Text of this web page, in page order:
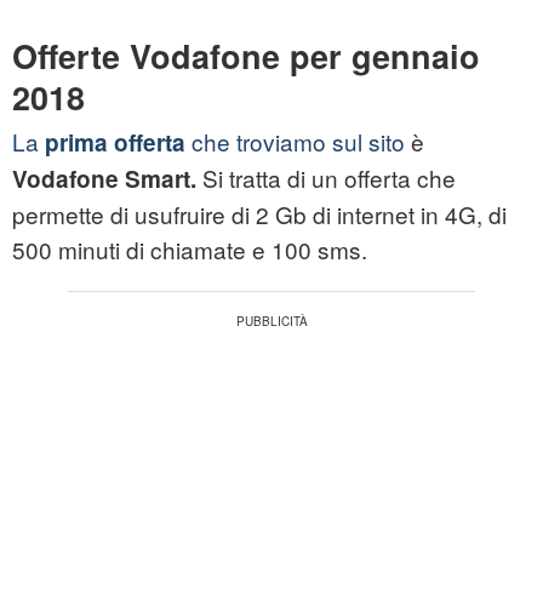
Offerte Vodafone per gennaio
2018
La prima offerta che troviamo sul sito è
Vodafone Smart. Si tratta di un offerta che
permette di usufruire di 2 Gb di internet in 4G, di
500 minuti di chiamate e 100 sms.